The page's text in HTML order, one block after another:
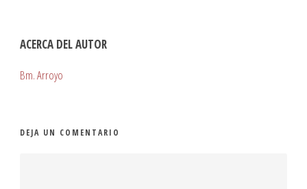
ACERCA DEL AUTOR
Bm. Arroyo
DEJA UN COMENTARIO